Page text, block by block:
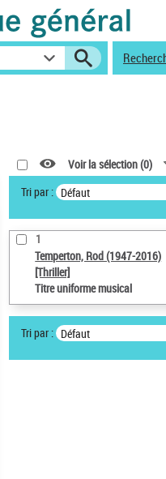
Voir la sélection (0)
Tri par : Défaut
1
Temperton, Rod (1947-2016)
[Thriller]
Titre uniforme musical
Tri par : Défaut